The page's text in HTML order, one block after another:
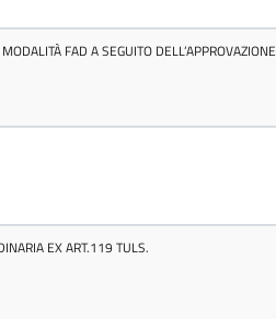
FAD A SEGUITO DELL’APPROVAZIONE
EX ART.119 TULS.